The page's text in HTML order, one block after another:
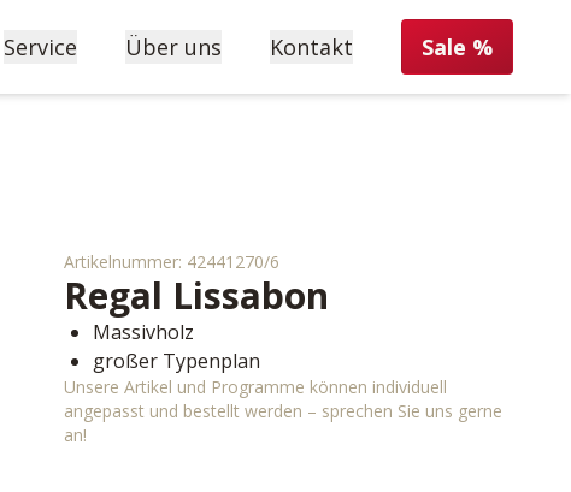
Service Über uns Kontakt Sale %
Artikelnummer: 42441270/6
Regal Lissabon
Massivholz
großer Typenplan
Unsere Artikel und Programme können individuell
angepasst und bestellt werden – sprechen Sie uns gerne
an!